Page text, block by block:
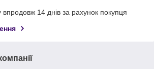
14 днів за рахунок покупця